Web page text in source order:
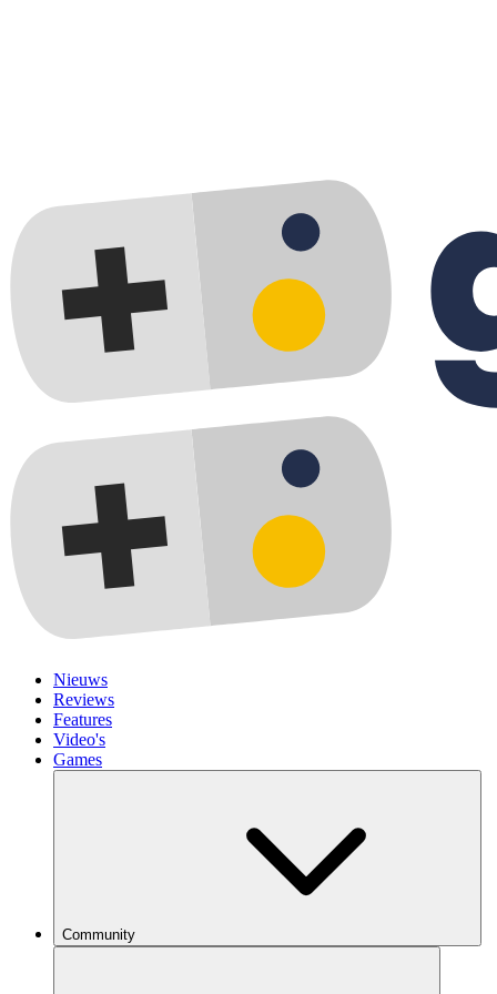
Nieuws
Reviews
Features
Video's
Games
Community